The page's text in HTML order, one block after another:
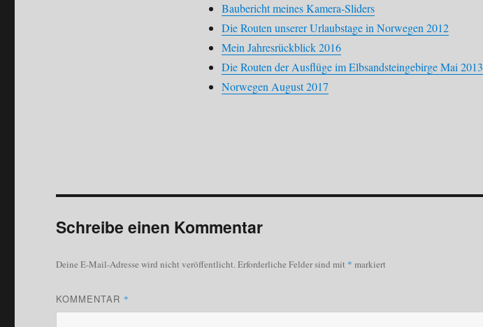
Baubericht meines Kamera-Sliders
Die Routen unserer Urlaubstage in Norwegen 2012
Mein Jahresrückblick 2016
Die Routen der Ausflüge im Elbsandsteingebirge Mai 2013
Norwegen August 2017
Schreibe einen Kommentar
Deine E-Mail-Adresse wird nicht veröffentlicht. Erforderliche Felder sind mit * markiert
KOMMENTAR *